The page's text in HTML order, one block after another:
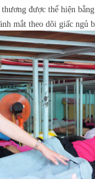
được thể hiện
mắt theo dõi giấc ngủ